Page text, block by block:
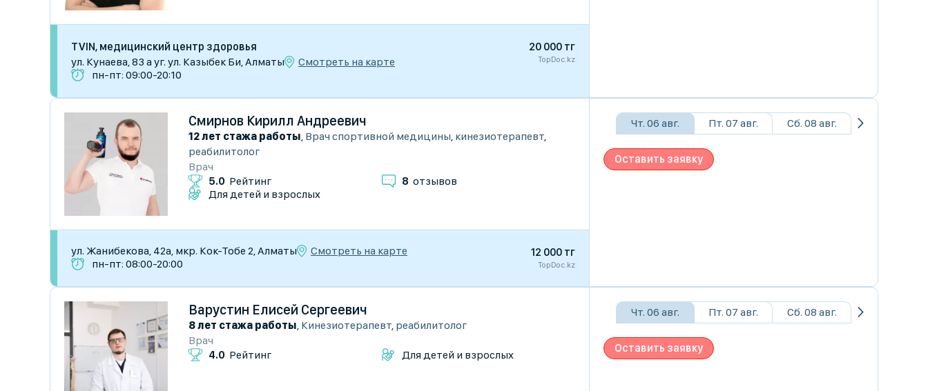
TVIN, медицинский центр здоровья
ул. Кунаева, 83 а уг. ул. Казыбек Би, Алматы
Смотреть на карте
пн-пт: 09:00-20:10
20 000 тг
TopDoc.kz
Смирнов Кирилл Андреевич
12 лет стажа работы, Врач спортивной медицины, кинезиотерапевт,
реабилитолог
Врач
5.0 Рейтинг 8 отзывов
Для детей и взрослых
ул. Жанибекова, 42а, мкр. Кок-Тобе 2, Алматы
Смотреть на карте
пн-пт: 08:00-20:00
12 000 тг
TopDoc.kz
Чт. 06 авг. Пт. 07 авг. Сб. 08 авг.
Оставить заявку
Варустин Елисей Сергеевич
8 лет стажа работы, Кинезиотерапевт, реабилитолог
Врач
4.0 Рейтинг Для детей и взрослых
Чт. 06 авг. Пт. 07 авг. Сб. 08 авг.
Оставить заявку